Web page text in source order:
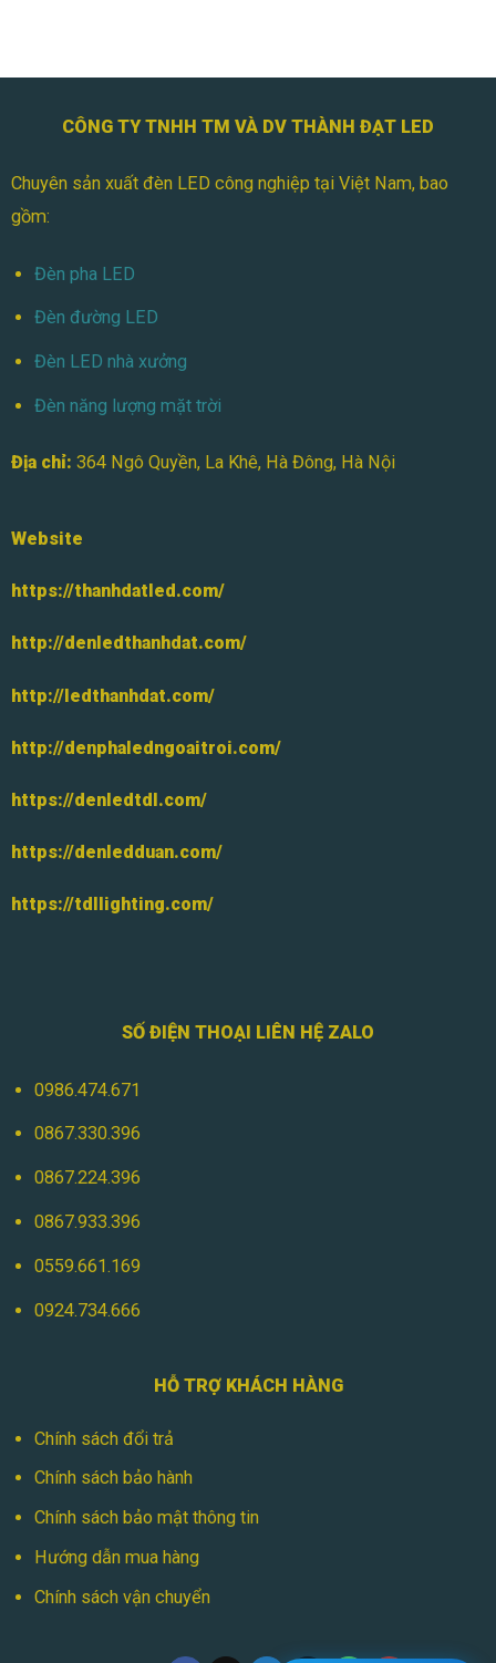
CÔNG TY TNHH TM VÀ DV THÀNH ĐẠT LED
Chuyên sản xuất đèn LED công nghiệp tại Việt Nam, bao
gồm:
Đèn pha LED
Đèn đường LED
Đèn LED nhà xưởng
Đèn năng lượng mặt trời
Địa chỉ: 364 Ngô Quyền, La Khê, Hà Đông, Hà Nội
Website
https://thanhdatled.com/
http://denledthanhdat.com/
http://ledthanhdat.com/
http://denphaledngoaitroi.com/
https://denledtdl.com/
https://denledduan.com/
https://tdllighting.com/
SỐ ĐIỆN THOẠI LIÊN HỆ ZALO
0986.474.671
0867.330.396
0867.224.396
0867.933.396
0559.661.169
0924.734.666
HỖ TRỢ KHÁCH HÀNG
Chính sách đổi trả
Chính sách bảo hành
Chính sách bảo mật thông tin
Hướng dẫn mua hàng
Chính sách vận chuyển